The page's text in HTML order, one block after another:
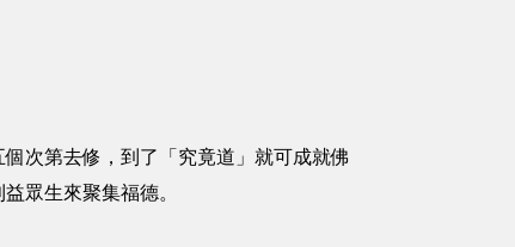
次第去修，到了「究竟道」就可成就佛
眾生來聚集福德。